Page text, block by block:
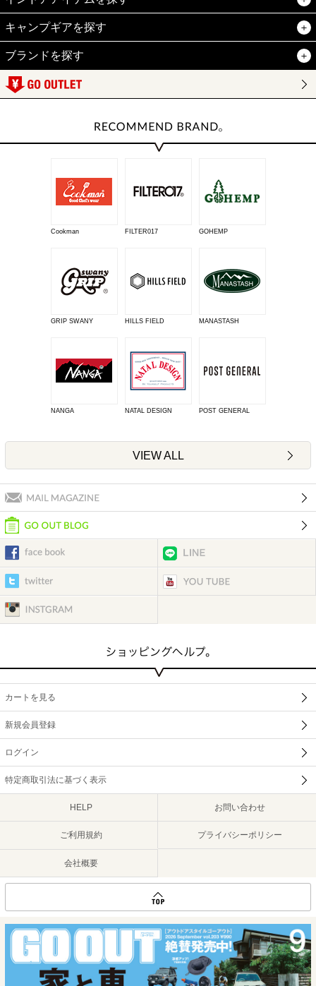
キャンプギアを探す
ブランドを探す
Cookman FILTER017 GOHEMP
GRIP SWANY HILLS FIELD MANASTASH
NANGA NATAL DESIGN POST GENERAL
VIEW ALL
カートを見る
新規会員登録
ログイン
特定商取引法に基づく表示
HELP お問い合わせ
ご利用規約 プライバシーポリシー
会社概要